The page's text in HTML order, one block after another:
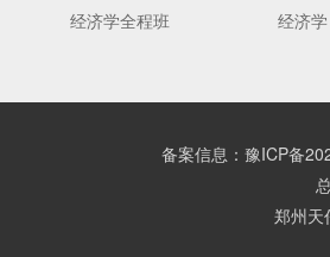
经济学全程班
经济学
备案信息：豫ICP备
郑州天